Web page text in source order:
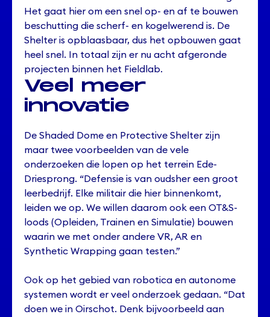
Het gaat hier om een snel op- en af te bouwen
beschutting die scherf- en kogelwerend is. De
Shelter is opblaasbaar, dus het opbouwen gaat
heel snel. In totaal zijn er nu acht afgeronde
projecten binnen het Fieldlab.
Veel meer
innovatie
De Shaded Dome en Protective Shelter zijn
maar twee voorbeelden van de vele
onderzoeken die lopen op het terrein Ede-
Driesprong. “Defensie is van oudsher een groot
leerbedrijf. Elke militair die hier binnenkomt,
leiden we op. We willen daarom ook een OT&S-
loods (Opleiden, Trainen en Simulatie) bouwen
waarin we met onder andere VR, AR en
Synthetic Wrapping gaan testen.”
Ook op het gebied van robotica en autonome
systemen wordt er veel onderzoek gedaan. “Dat
doen we in Oirschot. Denk bijvoorbeeld aan